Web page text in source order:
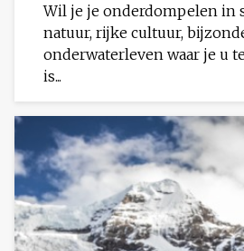
Wil je je onderdompelen in
natuur, rijke cultuur,
onderwaterleven waar je u
is...